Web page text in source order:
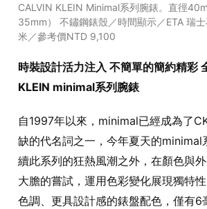
CALVIN KLEIN Minimal系列腕錶。直徑
35mm） 不鏽鋼錶殼／時間顯示／ETA 瑞
米／參考價NTD 9,100
時裝設計活力注入 不簡單的簡約精彩
KLEIN minimal系列腕錶
自1997年以來，minimal已經成為了
缺的代名詞之一，今年夏天的minimal
續此系列的狂熱風潮之外，在顏色與
大膽的嘗試，運用色彩變化展現獨特
色調、更具設計感的錶盤配色，僅有6